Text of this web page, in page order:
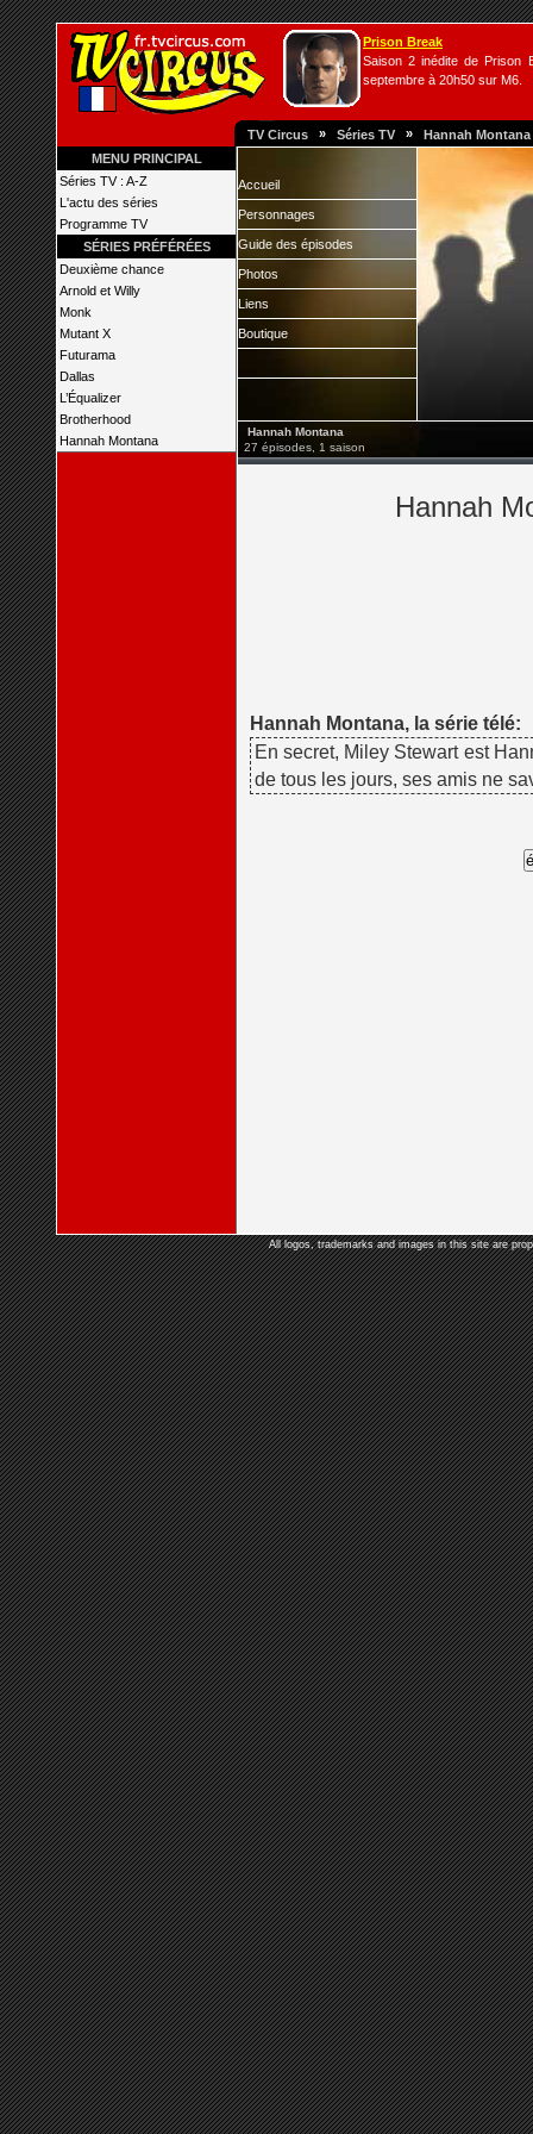
Prison Break
Saison 2 inédite de Prison
septembre à 20h50 sur M6.
TV Circus » Séries TV » Hannah Montana
MENU PRINCIPAL
Séries TV : A-Z
L'actu des séries
Programme TV
SÉRIES PRÉFÉRÉES
Deuxième chance
Arnold et Willy
Monk
Mutant X
Futurama
Dallas
L’Équalizer
Brotherhood
Hannah Montana
Accueil
Personnages
Guide des épisodes
Photos
Liens
Boutique
Hannah Montana
27 épisodes, 1 saison
Hannah
Hannah Montana, la série télé:
En secret, Miley Stewart est
de tous les jours, ses amis ne
All logos, trademarks and images in this site are